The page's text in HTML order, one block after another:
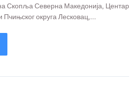
Скопља Северна Македонија, Центар
Пчињског округа Лесковац,...